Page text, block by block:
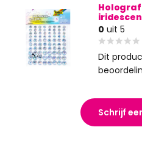
0 uit 5
Dit
Schrijf